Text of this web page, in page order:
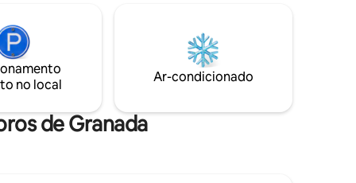
a
a pé
de
metros da Plaza Larga e do famoso
Mirador de San Nicolás, de onde se pode
desfrutar de vistas maravilhosas de La
no local
Ar-condicionado
de Granada